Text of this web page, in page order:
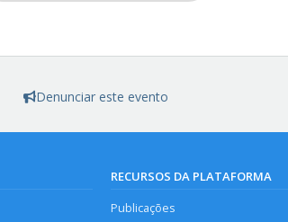
Denunciar este evento
RECURSOS DA PLATAFORMA
Publicações